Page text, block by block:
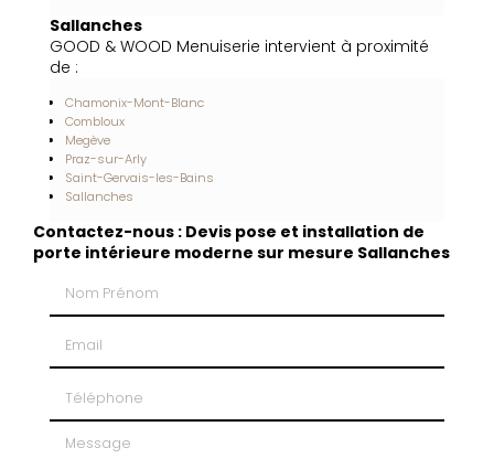
Sallanches
GOOD & WOOD Menuiserie intervient à proximité
de :
Chamonix-Mont-Blanc
Combloux
Megève
Praz-sur-Arly
Saint-Gervais-les-Bains
Sallanches
Contactez-nous : Devis pose et installation de
porte intérieure moderne sur mesure Sallanches
Message